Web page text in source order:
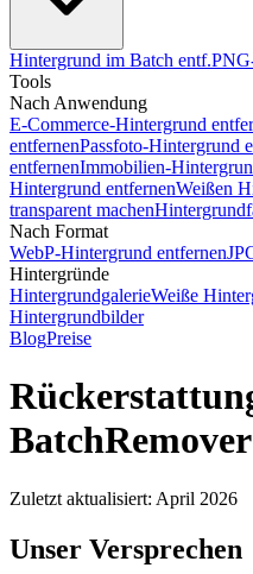
Hintergrund im Batch entf.
Tools
Nach Anwendung
E-Commerce-Hintergrund
entfernenPassfoto-Hintergrund
entfernenImmobilien-
Hintergrund entfernenWeißen
transparent machen
Nach Format
WebP-Hintergrund entfernen
Hintergründe
HintergrundgalerieWeiße
Hintergrundbilder
BlogPreise
BatchRemover
Zuletzt aktualisiert: April 2026
Unser Versprechen